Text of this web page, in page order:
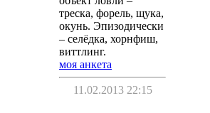
треска, форель, щука,
окунь. Эпизодически
– селёдка, хорнфиш,
виттлинг.
моя анкета
11.02.2013 22:15